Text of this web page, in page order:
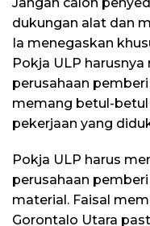
dukungan alat dan
Ia menegaskan
Pokja ULP
perusahaan
memang betul-
pekerjaan yang
Pokja ULP harus
perusahaan
material. Faisal
Gorontalo Utara